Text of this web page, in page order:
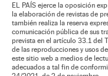
EL PAÍS ejerce la oposición
la elaboración de revistas de
también realiza la reserva
comunicación pública de sus
prevista en el artículo 33.1 del
de las reproducciones y usos
este sitio web a medios de
adecuados a tal fin de